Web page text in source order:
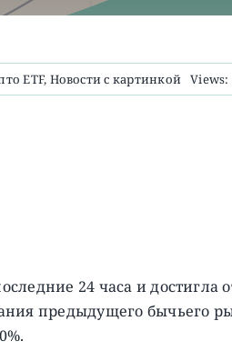
ETF, Новости с картинкой Views:
24 часа и достигла
предыдущего бычьего